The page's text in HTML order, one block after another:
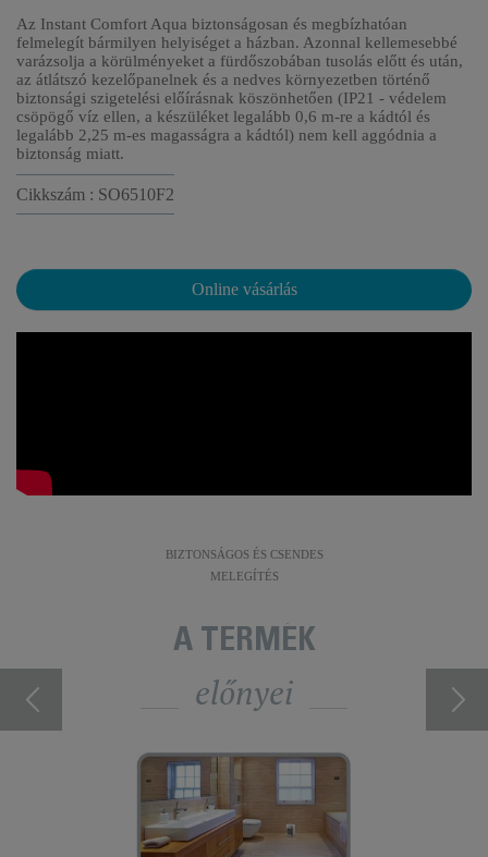
Az Instant Comfort Aqua biztonságosan és megbízhatóan
felmelegít bármilyen helyiséget a házban. Azonnal kellemesebbé
varázsolja a körülményeket a fürdőszobában tusolás előtt és után,
az átlátszó kezelőpanelnek és a nedves környezetben történő
biztonsági szigetelési előírásnak köszönhetően (IP21 - védelem
csöpögő víz ellen, a készüléket legalább 0,6 m-re a kádtól és
legalább 2,25 m-es magasságra a kádtól) nem kell aggódnia a
biztonság miatt.
Cikkszám : SO6510F2
Online vásárlás
BIZTONSÁGOS ÉS CSENDES
MELEGÍTÉS
A TERMÉK
előnyei